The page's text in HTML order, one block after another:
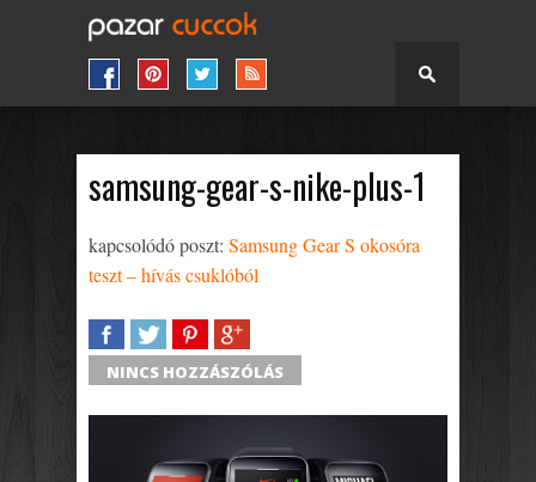
samsung-gear-s-nike-plus-1
kapcsolódó poszt: Samsung Gear S okosóra
teszt – hívás csuklóból
SHARETWEETSHARESHARE
NINCS HOZZÁSZÓLÁS